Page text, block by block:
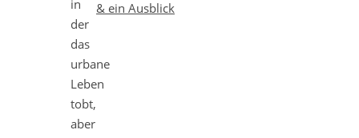
in
der
das
urbane
Leben
tobt,
aber
& ein Ausblick